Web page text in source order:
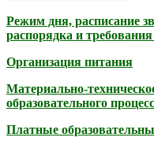
Режим дня, расписание
распорядка и
Организация питания
Материально-
образовательного
Платные